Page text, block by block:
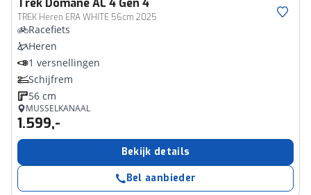
Trek Domane AL 4 Gen 4
TREK Heren ERA WHITE 56cm 2025
Racefiets
Heren
1 versnellingen
Schijfrem
56 cm
MUSSELKANAAL
1.599,-
Bekijk details
Bel aanbieder